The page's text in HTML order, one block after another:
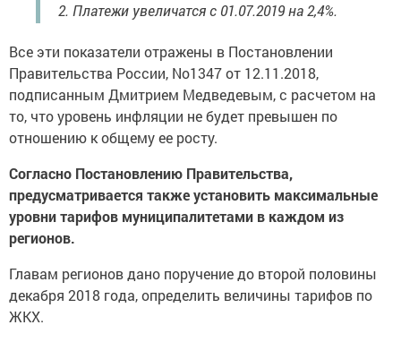
2. Платежи увеличатся с 01.07.2019 на 2,4%.
Все эти показатели отражены в Постановлении
Правительства России, No1347 от 12.11.2018,
подписанным Дмитрием Медведевым, с расчетом на
то, что уровень инфляции не будет превышен по
отношению к общему ее росту.
Согласно Постановлению Правительства,
предусматривается также установить максимальные
уровни тарифов муниципалитетами в каждом из
регионов.
Главам регионов дано поручение до второй половины
декабря 2018 года, определить величины тарифов по
ЖКХ.